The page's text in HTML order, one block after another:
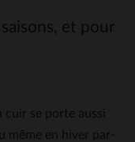
et pour
se porte aussi
même en hiver par-